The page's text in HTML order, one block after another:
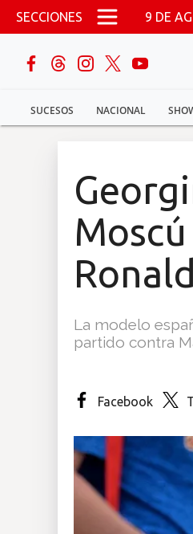
Pasar al contenido principal
SECCIONES 9 DE
SUCESOS NACIONAL
buscar
Sucesos
Multimedia
La modelo
partido contra
Facebook